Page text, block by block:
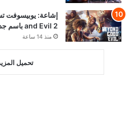
and Evil 2 باسم جديد في TGA 2026
منذ 14 ساعة
تحميل